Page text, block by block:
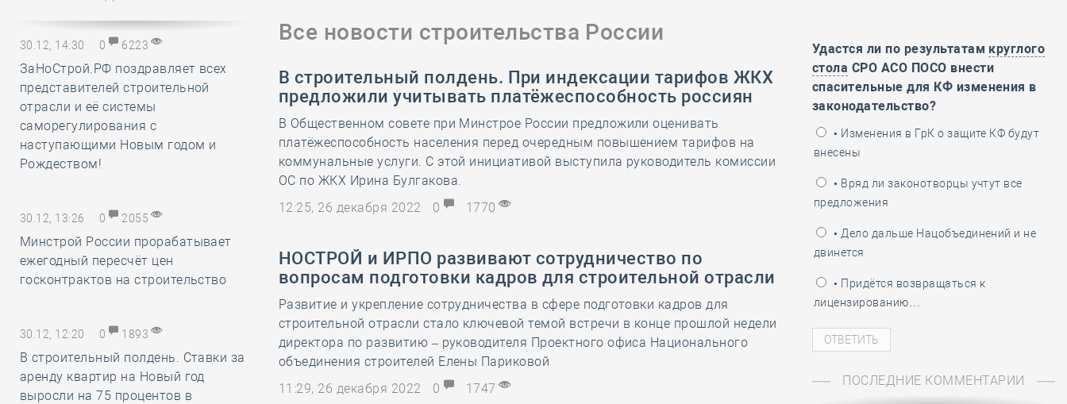
10 ноября
День полного освобождения Ленинграда от фашистской
01 мая-День Весны и Труда
09 мая -День Победы!
28 мая-День пограничника
30.12, 14:30 0 6223
ЗаНоСтрой.РФ поздравляет всех
представителей строительной
отрасли и её системы
саморегулирования с
наступающими Новым годом и
Рождеством!
30.12, 13:26 0 2055
Минстрой России прорабатывает
ежегодный пересчёт цен
госконтрактов на строительство
30.12, 12:20 0 1893
В строительный полдень. Ставки за
аренду квартир на Новый год
выросли на 75 процентов в
Все новости строительства России
В строительный полдень. При индексации тарифов ЖКХ
предложили учитывать платёжеспособность россиян
В Общественном совете при Минстрое России предложили оценивать
платёжеспособность населения перед очередным повышением тарифов на
коммунальные услуги. С этой инициативой выступила руководитель комиссии
ОС по ЖКХ Ирина Булгакова.
12:25, 26 декабря 2022
0 1770
НОСТРОЙ и ИРПО развивают сотрудничество по
вопросам подготовки кадров для строительной отрасли
Развитие и укрепление сотрудничества в сфере подготовки кадров для
строительной отрасли стало ключевой темой встречи в конце прошлой недели
директора по развитию – руководителя Проектного офиса Национального
объединения строителей Елены Париковой
11:29, 26 декабря 2022
0 1747
Удастся ли по результатам круглого
стола СРО АСО ПОСО внести
спасительные для КФ изменения в
законодательство?
• Изменения в ГрК о защите КФ будут
внесены
• Вряд ли законотворцы учтут все
предложения
• Дело дальше Нацобъединений и не
двинется
• Придётся возвращаться к
лицензированию…
ПОСЛЕДНИЕ КОММЕНТАРИИ